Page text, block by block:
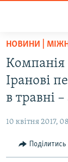
Перейти
основного
матеріалу
Перейти
до
основної
Перейти
до
СТАТТІ
СУСПІЛЬСТВО
РОСІЙСЬКА
ДОНБАС.РЕАЛІЇ
НОВИНИ |
Компанія
Іранові
в травні
10 квітня 2017,
Поділитись